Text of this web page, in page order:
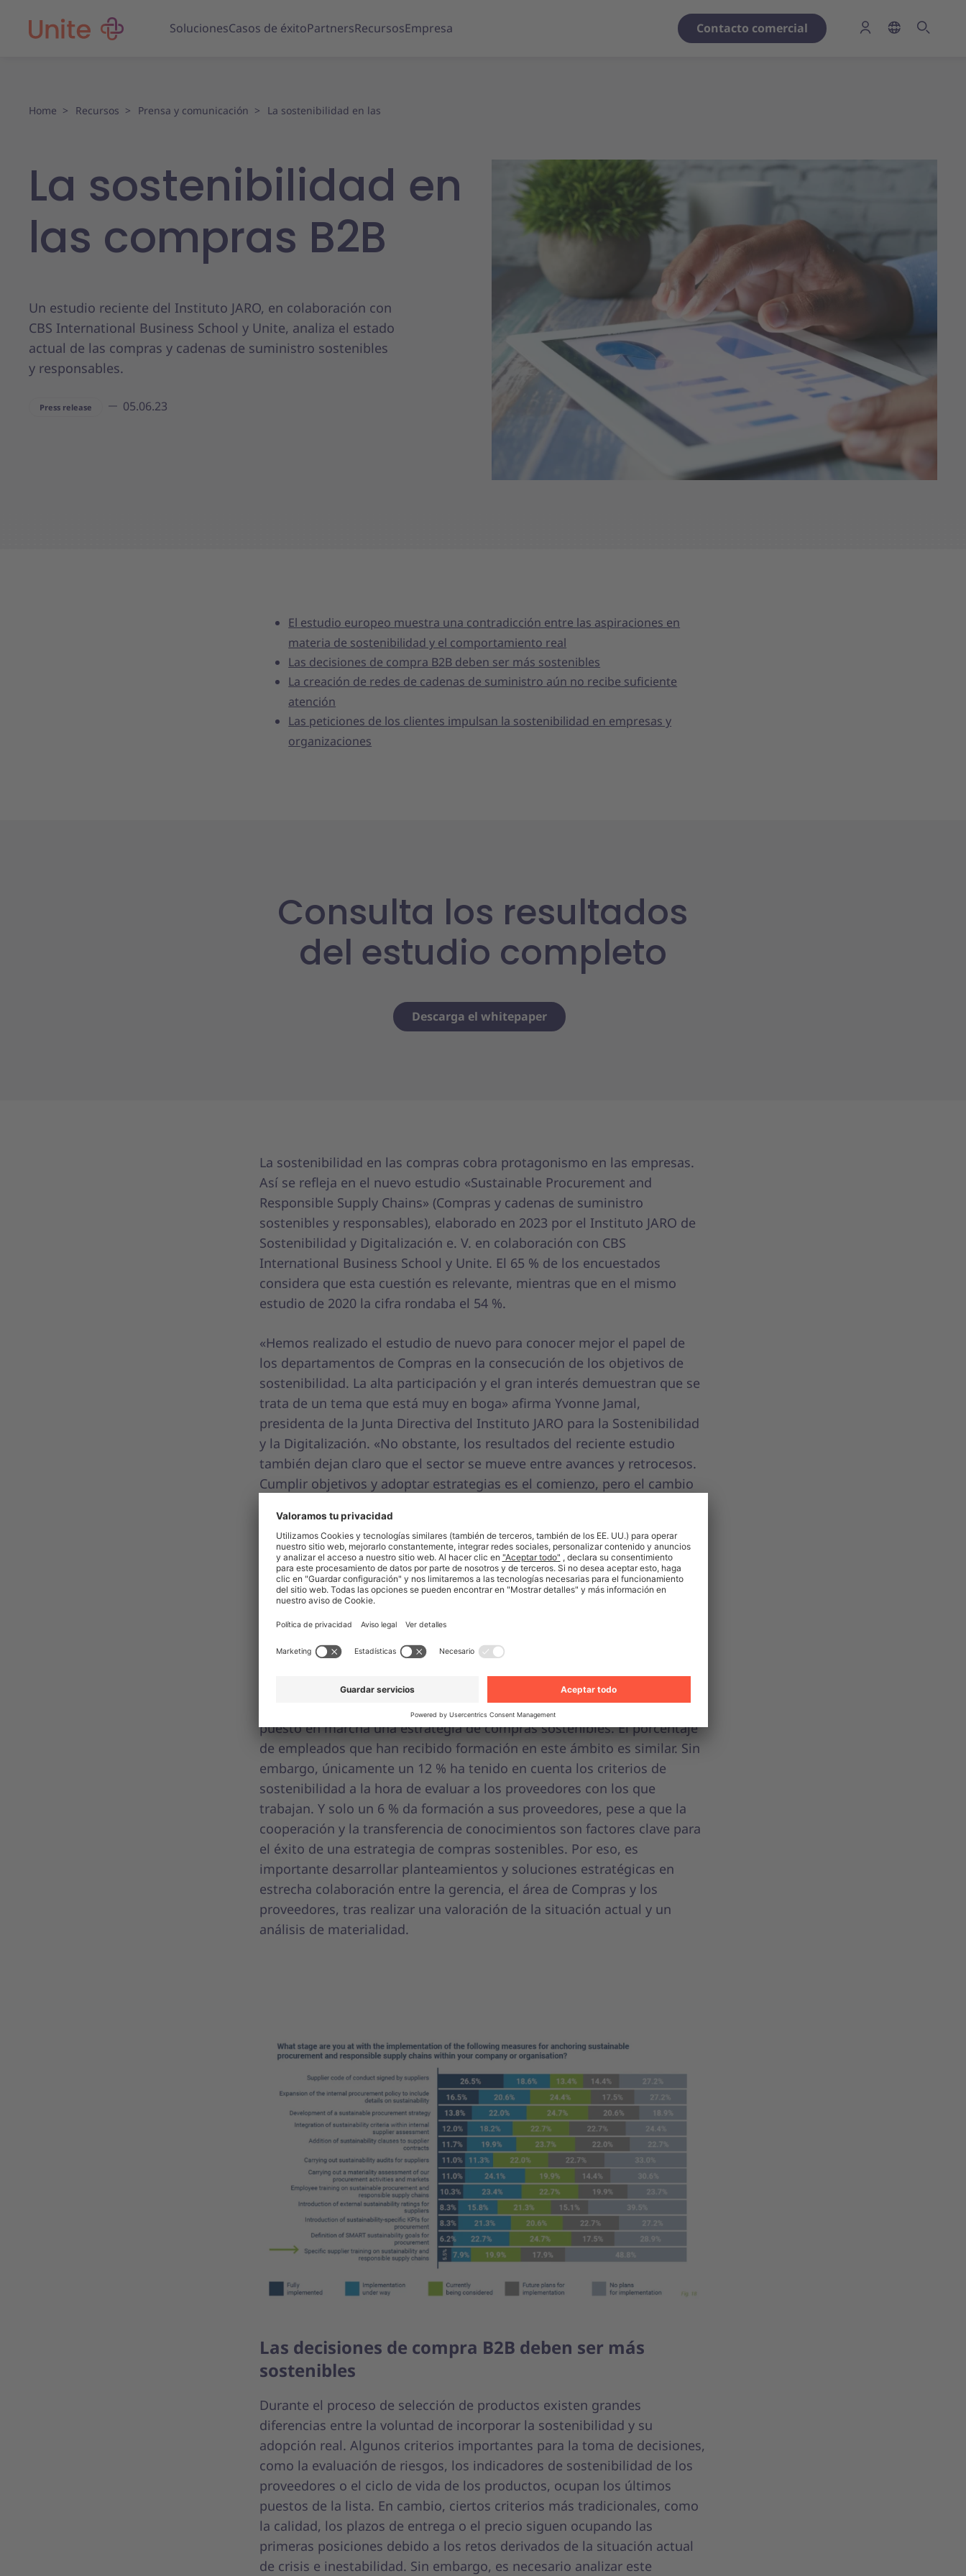
SolucionesCasos de éxitoPartnersRecursosEmpresa Contacto comercial
Home Recursos Prensa y comunicación La sostenibilidad en las
La sostenibilidad en
las compras B2B
Un estudio reciente del Instituto JARO, en colaboración con
CBS International Business School y Unite, analiza el estado
actual de las compras y cadenas de suministro sostenibles
y responsables.
Press release 05.06.23
El estudio europeo muestra una contradicción entre las aspiraciones en
materia de sostenibilidad y el comportamiento real
Las decisiones de compra B2B deben ser más sostenibles
La creación de redes de cadenas de suministro aún no recibe suficiente
atención
Las peticiones de los clientes impulsan la sostenibilidad en empresas y
organizaciones
Consulta los resultados
del estudio completo
Descarga el whitepaper
La sostenibilidad en las compras cobra protagonismo en las empresas.
Así se refleja en el nuevo estudio «Sustainable Procurement and
Responsible Supply Chains» (Compras y cadenas de suministro
sostenibles y responsables), elaborado en 2023 por el Instituto JARO de
Sostenibilidad y Digitalización e. V. en colaboración con CBS
International Business School y Unite. El 65 % de los encuestados
considera que esta cuestión es relevante, mientras que en el mismo
estudio de 2020 la cifra rondaba el 54 %.
«Hemos realizado el estudio de nuevo para conocer mejor el papel de
los departamentos de Compras en la consecución de los objetivos de
sostenibilidad. La alta participación y el gran interés demuestran que se
trata de un tema que está muy en boga» afirma Yvonne Jamal,
presidenta de la Junta Directiva del Instituto JARO para la Sostenibilidad
y la Digitalización. «No obstante, los resultados del reciente estudio
también dejan claro que el sector se mueve entre avances y retrocesos.
Cumplir objetivos y adoptar estrategias es el comienzo, pero el cambio
de los procesos de compra».
Contradicción entre las aspiraciones en materia de
La sostenibilidad sigue siendo un concepto muy abstracto para muchas
resultar difícil abordar los cambios necesarios de forma holística. En
torno a un tercio de los participantes en el estudio han implantado o
puesto en marcha una estrategia de compras sostenibles. El porcentaje
de empleados que han recibido formación en este ámbito es similar. Sin
embargo, únicamente un 12 % ha tenido en cuenta los criterios de
sostenibilidad a la hora de evaluar a los proveedores con los que
trabajan. Y solo un 6 % da formación a sus proveedores, pese a que la
cooperación y la transferencia de conocimientos son factores clave para
el éxito de una estrategia de compras sostenibles. Por eso, es
importante desarrollar planteamientos y soluciones estratégicas en
estrecha colaboración entre la gerencia, el área de Compras y los
proveedores, tras realizar una valoración de la situación actual y un
análisis de materialidad.
Las decisiones de compra B2B deben ser más
sostenibles
Durante el proceso de selección de productos existen grandes
diferencias entre la voluntad de incorporar la sostenibilidad y su
adopción real. Algunos criterios importantes para la toma de decisiones,
como la evaluación de riesgos, los indicadores de sostenibilidad de los
proveedores o el ciclo de vida de los productos, ocupan los últimos
puestos de la lista. En cambio, ciertos criterios más tradicionales, como
la calidad, los plazos de entrega o el precio siguen ocupando las
primeras posiciones debido a los retos derivados de la situación actual
de crisis e inestabilidad. Sin embargo, es necesario analizar este